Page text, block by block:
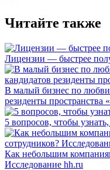
Читайте также
Лицензии — быстрее
В малый бизнес по
резиденты пространства
5 вопросов, чтобы
Как небольшим
Исследование hh.ru